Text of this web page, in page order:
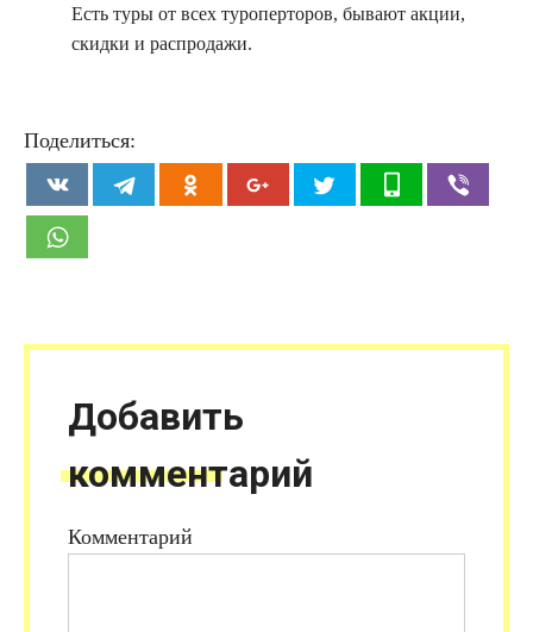
Есть туры от всех туроперторов, бывают акции,
скидки и распродажи.
Поделиться:
Добавить
комментарий
Комментарий